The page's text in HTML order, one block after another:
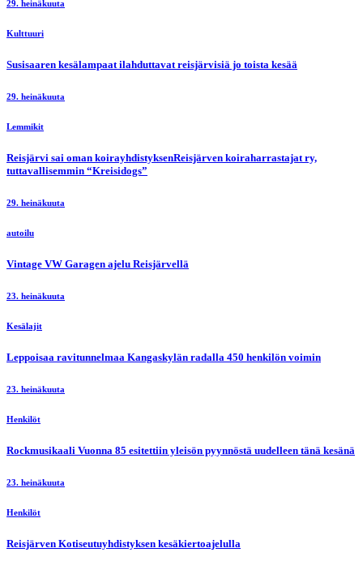
29. heinäkuuta
Kulttuuri
Susisaaren kesälampaat ilahduttavat reisjärvisiä jo toista kesää
29. heinäkuuta
Lemmikit
Reisjärvi sai oman koirayhdistyksenReisjärven koiraharrastajat ry,
tuttavallisemmin “Kreisidogs”
29. heinäkuuta
autoilu
Vintage VW Garagen ajelu Reisjärvellä
23. heinäkuuta
Kesälajit
Leppoisaa ravitunnelmaa Kangaskylän radalla 450 henkilön voimin
23. heinäkuuta
Henkilöt
Rockmusikaali Vuonna 85 esitettiin yleisön pyynnöstä uudelleen tänä kesänä
23. heinäkuuta
Henkilöt
Reisjärven Kotiseutuyhdistyksen kesäkiertoajelulla